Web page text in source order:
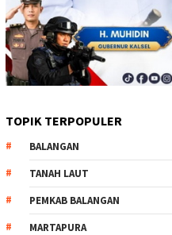
TOPIK TERPOPULER
BALANGAN
TANAH LAUT
PEMKAB BALANGAN
MARTAPURA